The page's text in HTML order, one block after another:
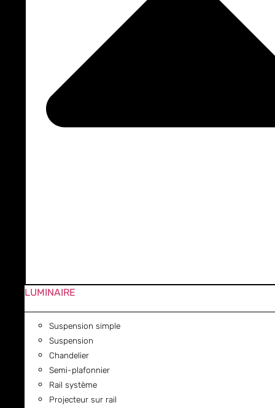
LUMINAIRE
Suspension simple
Suspension
Chandelier
Semi-plafonnier
Rail système
Projecteur sur rail